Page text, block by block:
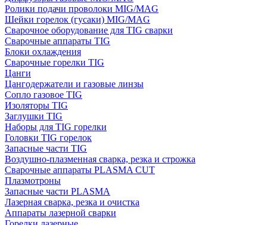
Ролики подачи проволоки MIG/MAG
Шейки горелок (гусаки) MIG/MAG
Сварочное оборудование для TIG сварки
Сварочные аппараты TIG
Блоки охлаждения
Сварочные горелки TIG
Цанги
Цангодержатели и газовые линзы
Сопло газовое TIG
Изоляторы TIG
Заглушки TIG
Наборы для TIG горелки
Головки TIG горелок
Запасные части TIG
Воздушно-плазменная сварка, резка и строжка
Сварочные аппараты PLASMA CUT
Плазмотроны
Запасные части PLASMA
Лазерная сварка, резка и очистка
Аппараты лазерной сварки